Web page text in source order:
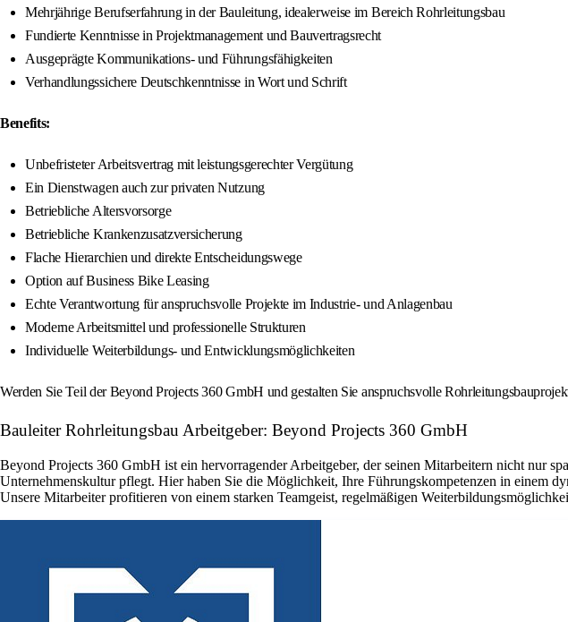
Mehrjährige Berufserfahrung in der Bauleitung, idealerweise im Bereich Rohrleitungsbau
Fundierte Kenntnisse in Projektmanagement und Bauvertragsrecht
Ausgeprägte Kommunikations- und Führungsfähigkeiten
Verhandlungssichere Deutschkenntnisse in Wort und Schrift
Benefits:
Unbefristeter Arbeitsvertrag mit leistungsgerechter Vergütung
Ein Dienstwagen auch zur privaten Nutzung
Betriebliche Altersvorsorge
Betriebliche Krankenzusatzversicherung
Flache Hierarchien und direkte Entscheidungswege
Option auf Business Bike Leasing
Echte Verantwortung für anspruchsvolle Projekte im Industrie- und Anlagenbau
Moderne Arbeitsmittel und professionelle Strukturen
Individuelle Weiterbildungs- und Entwicklungsmöglichkeiten
Werden Sie Teil der Beyond Projects 360 GmbH und gestalten Sie anspruchsvolle
Bauleiter Rohrleitungsbau Arbeitgeber: Beyond Projects 360 GmbH
Beyond Projects 360 GmbH ist ein hervorragender Arbeitgeber, der seinen Mitarbeitern nicht nur
Unternehmenskultur pflegt. Hier haben Sie die Möglichkeit, Ihre Führungskompetenzen in einem
Unsere Mitarbeiter profitieren von einem starken Teamgeist, regelmäßigen